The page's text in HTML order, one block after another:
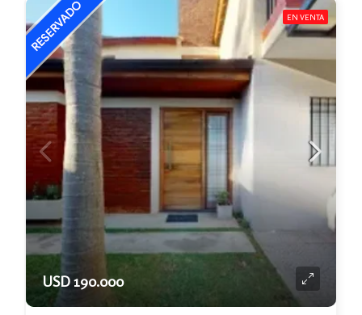
EN VENTA
USD 190.000